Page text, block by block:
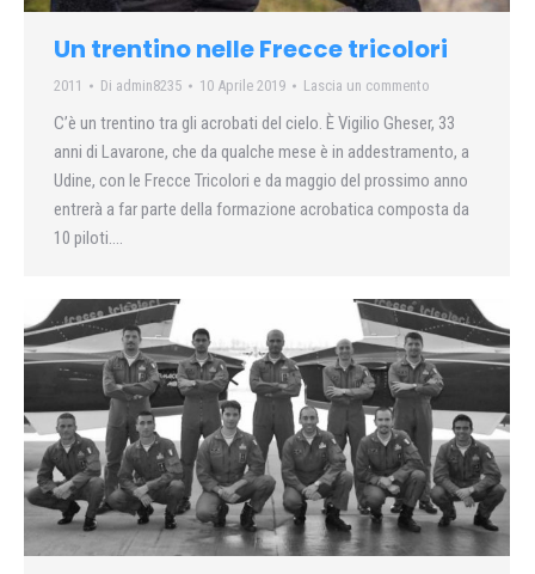
Un trentino nelle Frecce tricolori
2011 Di admin8235 10 Aprile 2019 Lascia un commento
C’è un trentino tra gli acrobati del cielo. È Vigilio Gheser, 33
anni di Lavarone, che da qualche mese è in addestramento, a
Udine, con le Frecce Tricolori e da maggio del prossimo anno
entrerà a far parte della formazione acrobatica composta da
10 piloti….